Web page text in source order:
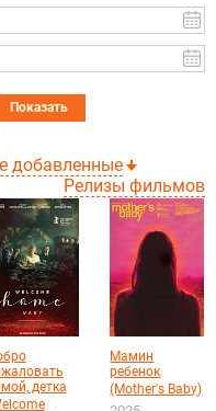
Показать
добавленные
Релизы фильмов
детка
Мамин
ребенок
(Mother's Baby)